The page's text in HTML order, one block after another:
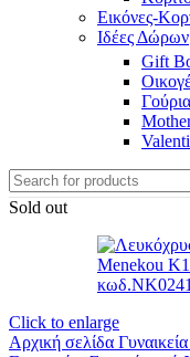
Εικόνες-
Ιδέες Δώρων
Gift
Γούρια
Sold out
Click to enlarge
Αρχική σελίδα